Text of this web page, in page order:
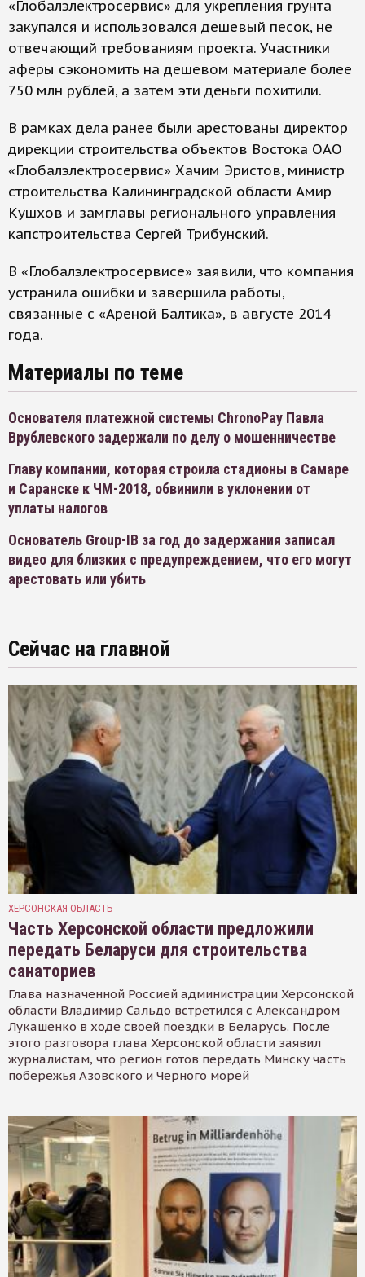
«Глобалэлектросервис» для укрепления грунта
закупался и использовался дешевый песок, не
отвечающий требованиям проекта. Участники
аферы сэкономить на дешевом материале более
750 млн рублей, а затем эти деньги похитили.
В рамках дела ранее были арестованы директор
дирекции строительства объектов Востока ОАО
«Глобалэлектросервис» Хачим Эристов, министр
строительства Калининградской области Амир
Кушхов и замглавы регионального управления
капстроительства Сергей Трибунский.
В «Глобалэлектросервисе» заявили, что компания
устранила ошибки и завершила работы,
связанные с «Ареной Балтика», в августе 2014
года.
Материалы по теме
Основателя платежной системы ChronoPay Павла
Врублевского задержали по делу о мошенничестве
Главу компании, которая строила стадионы в Самаре
и Саранске к ЧМ-2018, обвинили в уклонении от
уплаты налогов
Основатель Group-IB за год до задержания записал
видео для близких с предупреждением, что его могут
арестовать или убить
Сейчас на главной
ХЕРСОНСКАЯ ОБЛАСТЬ
Часть Херсонской области предложили
передать Беларуси для строительства
санаториев
Глава назначенной Россией администрации Херсонской
области Владимир Сальдо встретился с Александром
Лукашенко в ходе своей поездки в Беларусь. После
этого разговора глава Херсонской области заявил
журналистам, что регион готов передать Минску часть
побережья Азовского и Черного морей